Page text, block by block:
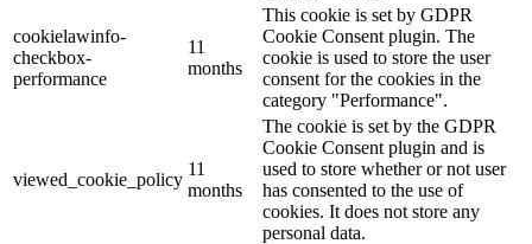
cookielawinfo-
checkbox-
performance
11
months
This cookie is set by GDPR
Cookie Consent plugin. The
cookie is used to store the user
consent for the cookies in the
category "Performance".
viewed_cookie_policy
11
months
The cookie is set by the GDPR
Cookie Consent plugin and is
used to store whether or not user
has consented to the use of
cookies. It does not store any
personal data.